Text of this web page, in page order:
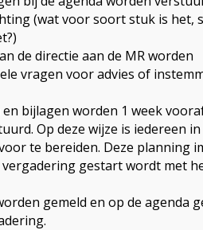
(wat voor soort stuk is het,
de directie aan de MR worden
vragen voor advies of
bijlagen worden 1 week
Op deze wijze is iedereen
te bereiden. Deze planning
gestart wordt met
gemeld en op de agenda